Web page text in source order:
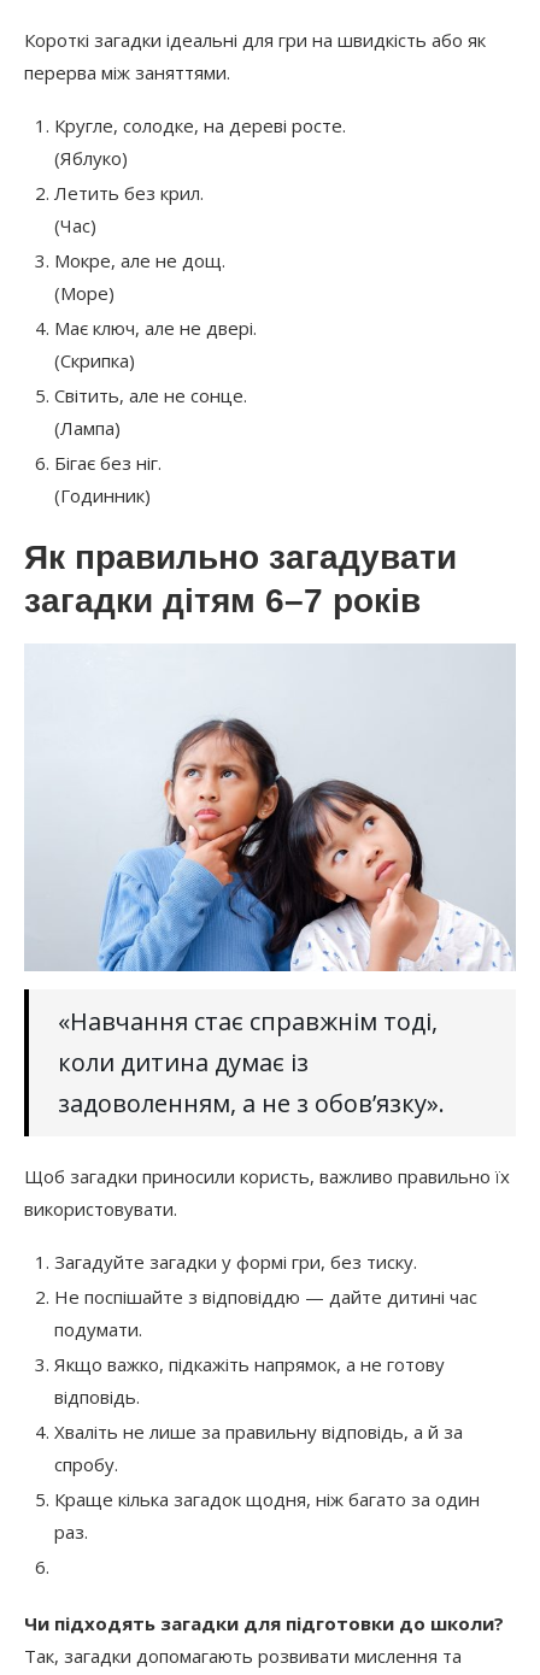
Короткі загадки ідеальні для гри на швидкість або як
перерва між заняттями.
Кругле, солодке, на дереві росте.
(Яблуко)
Летить без крил.
(Час)
Мокре, але не дощ.
(Море)
Має ключ, але не двері.
(Скрипка)
Світить, але не сонце.
(Лампа)
Бігає без ніг.
(Годинник)
Як правильно загадувати
загадки дітям 6–7 років
«Навчання стає справжнім тоді,
коли дитина думає із
задоволенням, а не з обов’язку».
Щоб загадки приносили користь, важливо правильно їх
використовувати.
Загадуйте загадки у формі гри, без тиску.
Не поспішайте з відповіддю — дайте дитині час
подумати.
Якщо важко, підкажіть напрямок, а не готову
відповідь.
Хваліть не лише за правильну відповідь, а й за
спробу.
Краще кілька загадок щодня, ніж багато за один
раз.
Чи підходять загадки для підготовки до школи?
Так, загадки допомагають розвивати мислення та